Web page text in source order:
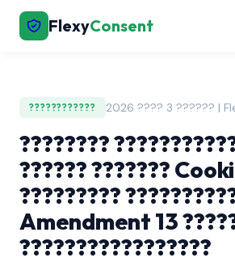
FlexyConsent
???????????? 2026 ???? 3 ?????? |
????????
?????? ???????
?????????
Amendment 13
?????????????????